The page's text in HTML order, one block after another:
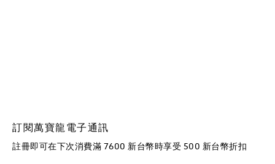
訂閱萬寶龍電子通訊
註冊即可在下次消費滿 7600 新台幣時享受 500 新台幣折扣